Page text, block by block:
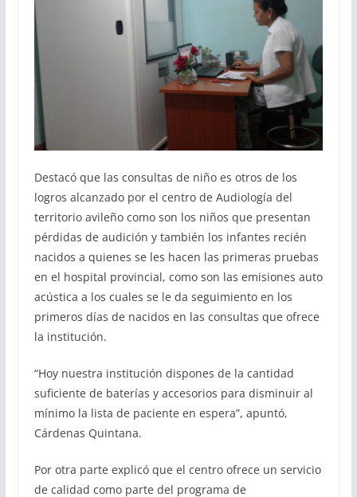
Destacó que las consultas de niño es otros de los
logros alcanzado por el centro de Audiología del
territorio avileño como son los niños que presentan
pérdidas de audición y también los infantes recién
nacidos a quienes se les hacen las primeras pruebas
en el hospital provincial, como son las emisiones auto
acústica a los cuales se le da seguimiento en los
primeros días de nacidos en las consultas que ofrece
la institución.
“Hoy nuestra institución dispones de la cantidad
suficiente de baterías y accesorios para disminuir al
mínimo la lista de paciente en espera”, apuntó,
Cárdenas Quintana.
Por otra parte explicó que el centro ofrece un servicio
de calidad como parte del programa de